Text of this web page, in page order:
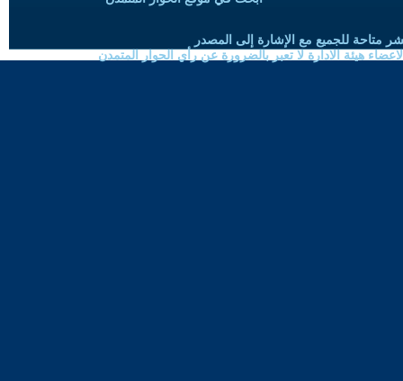
متاحة للجميع مع الإشارة إلى المصدر
هيئة الادارة لا تعبر بالضرورة عن رأي الحوار المتمدن